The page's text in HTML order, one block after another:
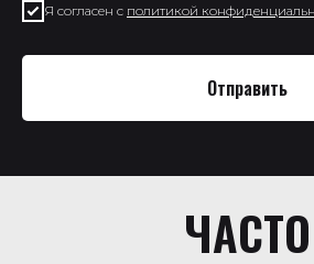
Я согласен с политикой
Отправить
ЧАСТО